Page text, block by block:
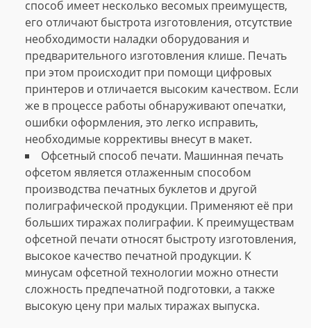
способ имеет несколько весомых преимуществ,
его отличают быстрота изготовления, отсутствие
необходимости наладки оборудования и
предварительного изготовления клише. Печать
при этом происходит при помощи цифровых
принтеров и отличается высоким качеством. Если
же в процессе работы обнаруживают опечатки,
ошибки оформления, это легко исправить,
необходимые коррективы внесут в макет.
Офсетный способ печати. Машинная печать
офсетом является отлаженным способом
производства печатных буклетов и другой
полиграфической продукции. Применяют её при
больших тиражах полиграфии. К преимуществам
офсетной печати относят быстроту изготовления,
высокое качество печатной продукции. К
минусам офсетной технологии можно отнести
сложность предпечатной подготовки, а также
высокую цену при малых тиражах выпуска.